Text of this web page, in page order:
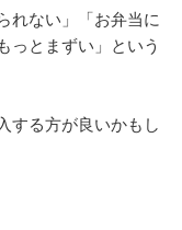
れない」「お弁当に
っとまずい」という
する方が良いかもし